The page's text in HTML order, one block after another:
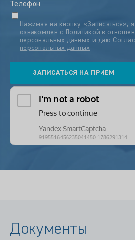
Телефон
Нажимая на кнопку «Записаться»,
ознакомлен с
Политикой в
персональных данных и даю
персональных данных
Документы